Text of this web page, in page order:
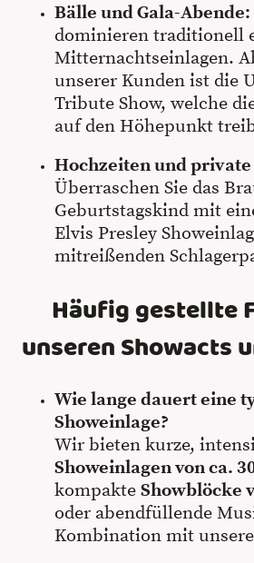
Bälle und Gala-Abende:
dominieren traditionell
Mitternachtseinlagen.
unserer Kunden ist die
Tribute Show, welche
auf den Höhepunkt
Hochzeiten und private
Überraschen Sie das
Geburtstagskind mit
Elvis Presley
mitreißenden
Häufig gestellte
unseren Showacts
Wie lange dauert eine
Showeinlage?
Wir bieten kurze,
Showeinlagen von ca.
kompakte Showblöcke
oder abendfüllende
Kombination mit